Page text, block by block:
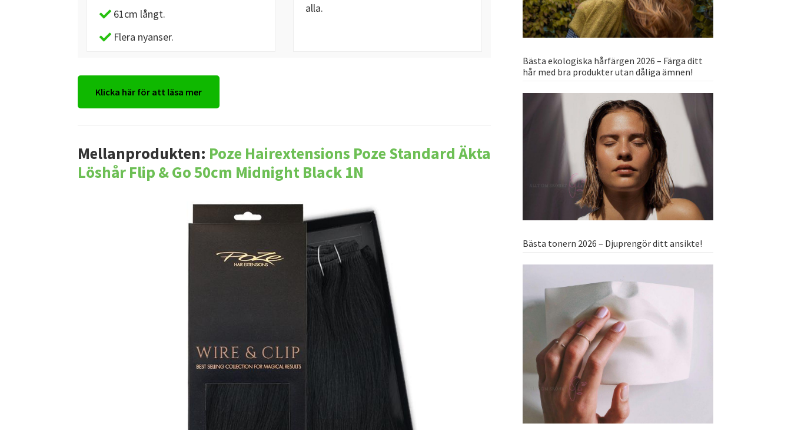
61cm långt.
Flera nyanser.
alla.
Klicka här för att läsa mer
Mellanprodukten: Poze Hairextensions Poze Standard Äkta
Löshår Flip & Go 50cm Midnight Black 1N
Bästa ekologiska hårfärgen 2026 – Färga ditt
hår med bra produkter utan dåliga ämnen!
Bästa tonern 2026 – Djuprengör ditt ansikte!